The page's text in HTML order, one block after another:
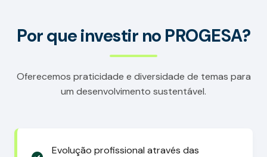
Por que investir no PROGESA?
Oferecemos praticidade e diversidade de temas para
um desenvolvimento sustentável.
Evolução profissional através das